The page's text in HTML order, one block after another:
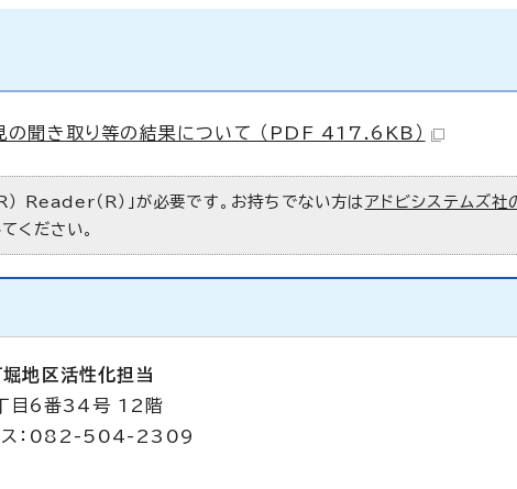
見の聞き取り等の結果について （PDF 417.6KB）
Reader（R）」が必要です。お持ちでない方は アドビシステムズ社
ください。
堀地区活性化担当
目6番34号 12階
ス：082-504-2309